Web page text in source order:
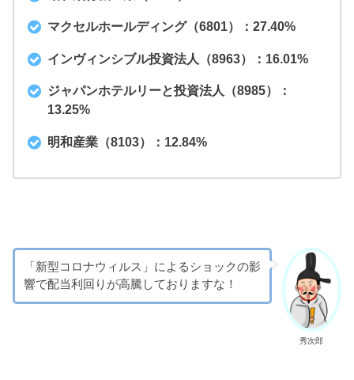
マクセルホールディング（6801）：27.40%
インヴィンシブル投資法人（8963）：16.01%
ジャパンホテルリーと投資法人（8985）：
13.25%
明和産業（8103）：12.84%
秀次郎
「新型コロナウィルス」によるショックの影
響で配当利回りが高騰しておりますな！